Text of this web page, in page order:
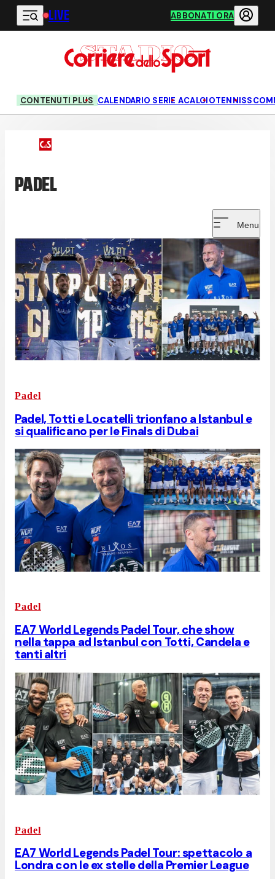
Vai al contenuto principale
LIVE ABBONATI ORA
CONTENUTI PLUS CALENDARIO SERIE ACALCIOTENNIS
PADEL
Menu
Padel
Padel, Totti e Locatelli trionfano a Istanbul e
si qualificano per le Finals di Dubai
Padel
EA7 World Legends Padel Tour, che show
nella tappa ad Istanbul con Totti, Candela e
tanti altri
Padel
EA7 World Legends Padel Tour: spettacolo a
Londra con le ex stelle della Premier League